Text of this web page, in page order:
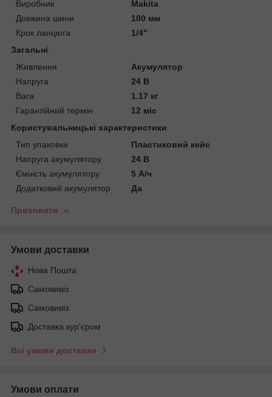
Виробник
Makita
Довжина шини
100 мм
Крок ланцюга
1/4"
Загальні
Живлення
Акумулятор
Напруга
24 В
Вага
1.17 кг
Гарантійний термін
12 міс
Користувальницькі характеристики
Тип упаковки
Пластиковий кейс
Напруга акумулятору
24 В
Ємність акумулятору
5 А/ч
Додатковий акумулятор
Да
Приховати
Умови доставки
Нова Пошта
Самовивіз
Самовивіз
Доставка кур'єром
Всі умови доставки
Умови оплати